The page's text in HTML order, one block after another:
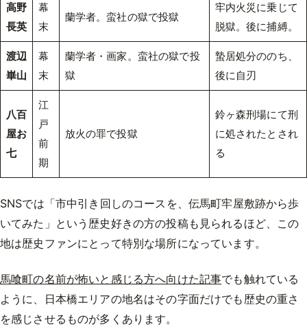
高野
長英
幕
末
蘭学者。蛮社の獄で投獄
牢内火災に乗じて
脱獄。後に捕縛。
渡辺
崋山
幕
末
蘭学者・画家。蛮社の獄で投
獄
蟄居処分ののち、
後に自刃
八百
屋お
七
江
戸
前
期
放火の罪で投獄
鈴ヶ森刑場にて刑
に処されたとされ
る
SNSでは「市中引き回しのコースを、伝馬町牢屋敷跡から歩
いてみた」という歴史好きの方の投稿も見られるほど、この
地は歴史ファンにとって特別な場所になっています。
馬喰町の名前が怖いと感じる方へ向けた記事でも触れている
ように、日本橋エリアの地名はその字面だけでも歴史の重さ
を感じさせるものが多くあります。